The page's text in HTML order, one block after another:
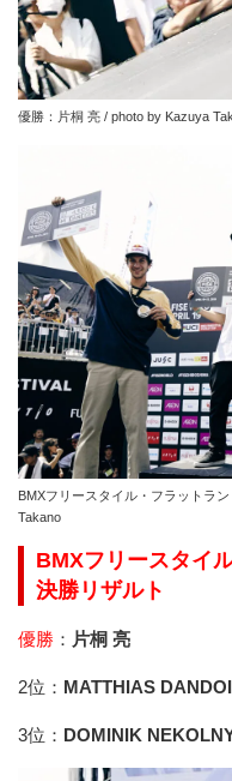
優勝：片桐 亮 / photo by Kazuya
BMXフリースタイル・フラットラ
Takano
BMXフリースタイ
決勝リザルト
優勝 ： 片桐 亮
2位： MATTHIAS
3位： DOMINIK